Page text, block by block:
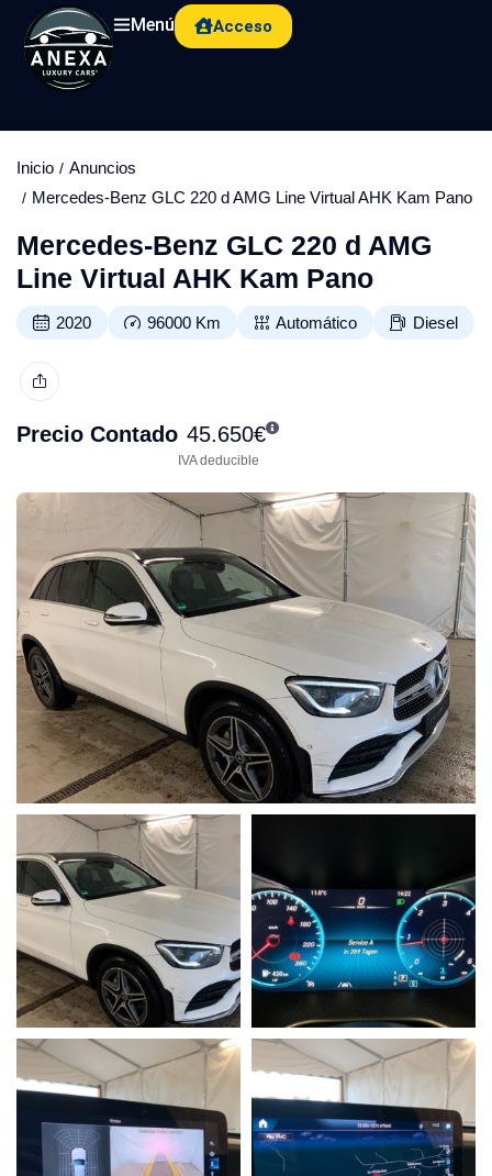
Menú Acceso
Inicio
Anuncios
Mercedes-Benz GLC 220 d AMG Line Virtual AHK Kam Pano
Mercedes-Benz GLC 220 d AMG
Line Virtual AHK Kam Pano
2020 96000 Km Automático Diesel
Precio Contado 45.650€
IVA deducible